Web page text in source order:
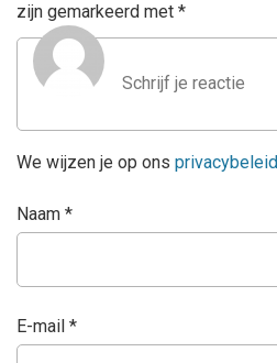
zijn gemarkeerd met *
We wijzen je op ons privacybeleid
Naam *
E-mail *